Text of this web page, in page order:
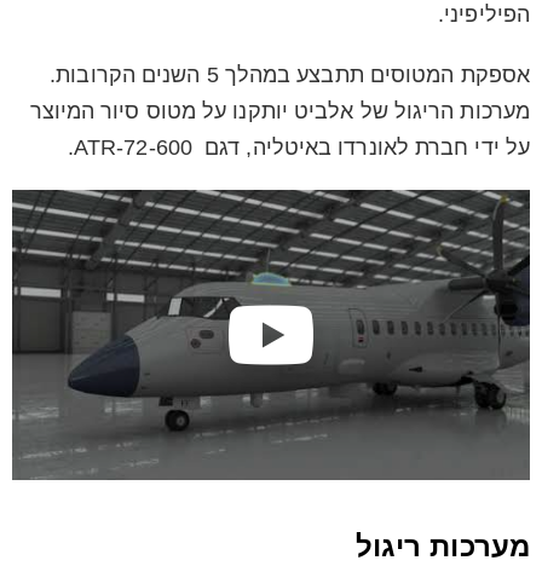
הפיליפיני.
אספקת המטוסים תתבצע במהלך 5 השנים הקרובות.
מערכות הריגול של אלביט יותקנו על מטוס סיור המיוצר
על ידי חברת לאונרדו באיטליה, דגם ATR-72-600.
מערכות ריגול